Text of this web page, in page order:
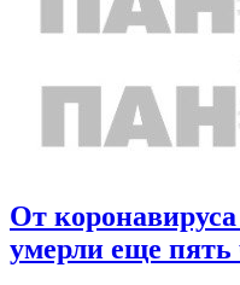
От
умерли еще пять